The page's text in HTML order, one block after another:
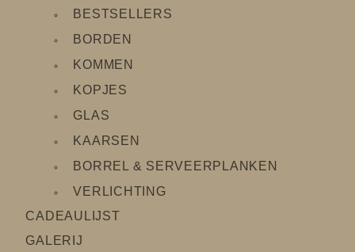
BESTSELLERS
BORDEN
KOMMEN
KOPJES
GLAS
KAARSEN
BORREL & SERVEERPLANKEN
VERLICHTING
CADEAULIJST
GALERIJ